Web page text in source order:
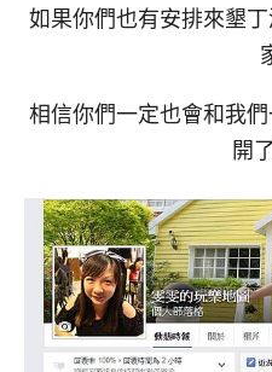
如果你們也有安排來墾
相信你們一定也會和我
開